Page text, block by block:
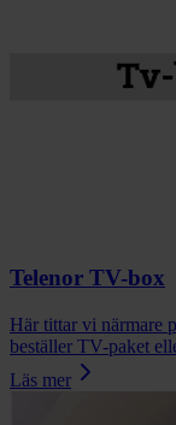
Telenor TV-box
Här tittar vi närmare
beställer TV-paket
Läs mer